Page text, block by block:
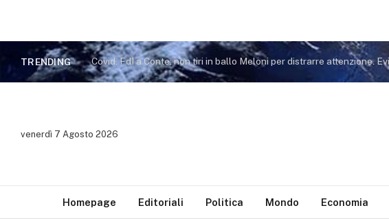
TRENDING
venerdì 7 Agosto 2026
Homepage Editoriali Politica Mondo Economia